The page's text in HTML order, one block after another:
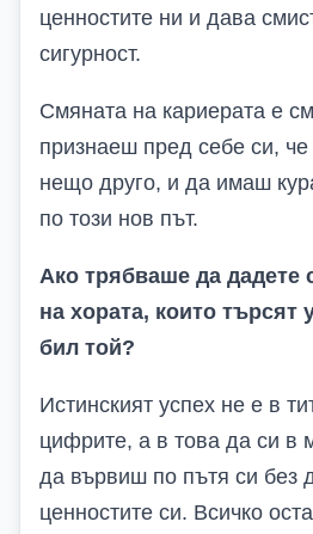
ценностите ни и дава
сигурност.
Смяната на кариерата е
признаеш пред себе си,
нещо друго, и да имаш
по този нов път.
Ако трябваше да дадете
на хората, които търсят
бил той?
Истинският успех не е в
цифрите, а в това да си в
да вървиш по пътя си без
ценностите си. Всичко